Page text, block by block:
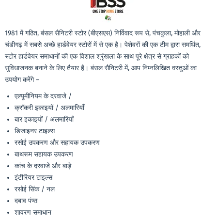
1981 में गठित, बंसल सैनिटरी स्टोर (बीएसएस) निर्विवाद रूप से, पंचकुला, मोहाली और
चंडीगढ़ में सबसे अच्छे हार्डवेयर स्टोरों में से एक है। पेशेवरों की एक टीम द्वारा समर्थित,
स्टोर हार्डवेयर समाधानों की एक विशाल श्रृंखला के साथ पूरे क्षेत्र से ग्राहकों को
सुविधाजनक बनाने के लिए तैयार है। बंसल सैनिटरी में, आप निम्नलिखित वस्तुओं का
उपयोग करेंगे –
एल्यूमीनियम के दरवाजे /
क्रॉकरी इकाइयों / अलमारियाँ
बार इकाइयों / अलमारियाँ
डिजाइनर टाइल्स
रसोई उपकरण और सहायक उपकरण
बाथरूम सहायक उपकरण
कांच के दरवाजे और बाड़े
इंटीरियर टाइल्स
रसोई सिंक / नल
दबाव पंप्स
शावरण समाधान